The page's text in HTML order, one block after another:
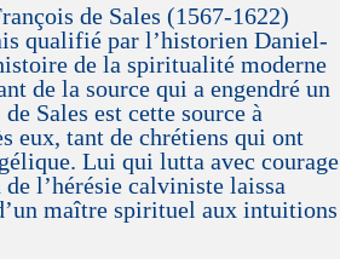
de Sales (1567-1622)
qualifié par l’historien Daniel-
de la spiritualité moderne
de la source qui a engendré un
Sales est cette source à
eux, tant de chrétiens qui ont
Lui qui lutta avec courage
l’hérésie calviniste laissa
maître spirituel aux intuitions